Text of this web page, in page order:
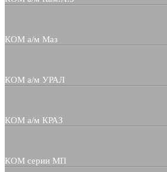
КОМ а/м Маз
КОМ а/м УРАЛ
КОМ а/м КРАЗ
КОМ серии МП